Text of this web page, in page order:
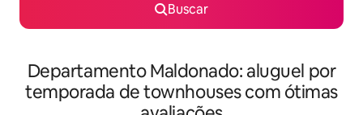
Buscar
Departamento Maldonado: aluguel por
temporada de townhouses com ótimas